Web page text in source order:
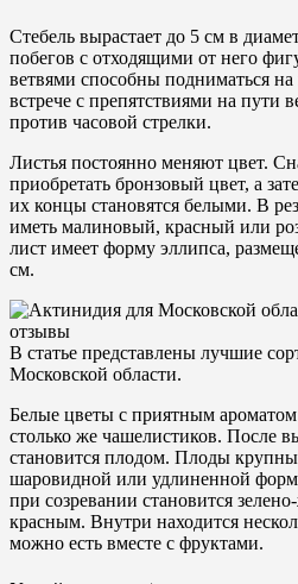
Стебель вырастает до 5 см в
побегов с отходящими от него
ветвями способны подниматься
встрече с препятствиями на пути
против часовой стрелки.
Листья постоянно меняют цвет.
приобретать бронзовый цвет, а
их концы становятся белыми. В
иметь малиновый, красный или
лист имеет форму эллипса,
см.
В статье представлены лучшие
Московской области.
Белые цветы с приятным
столько же чашелистиков. После
становится плодом. Плоды
шаровидной или удлиненной
при созревании становится
красным. Внутри находится
можно есть вместе с фруктами.